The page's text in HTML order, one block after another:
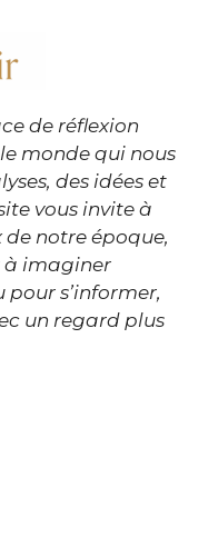
de réflexion
monde qui nous
des idées et
vous invite à
notre époque,
à imaginer
pour s’informer,
un regard plus